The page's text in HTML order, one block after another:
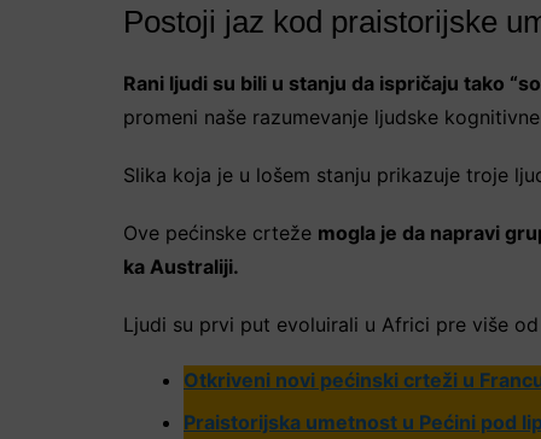
Postoji jaz kod praistorijske
Rani ljudi su bili u stanju da ispričaju tako
promeni naše razumevanje ljudske
Slika koja je u lošem stanju prikazuje troje
Ove pećinske crteže mogla je da napravi
ka Australiji.
Ljudi su prvi put evoluirali u Africi pre više
Otkriveni novi pećinski crteži u
Praistorijska umetnost u Pećini pod